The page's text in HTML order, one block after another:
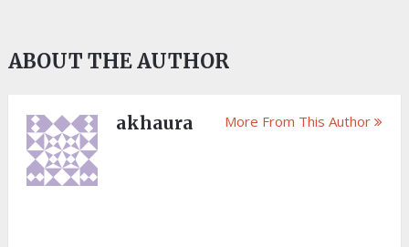
ABOUT THE AUTHOR
akhaura More From This Author